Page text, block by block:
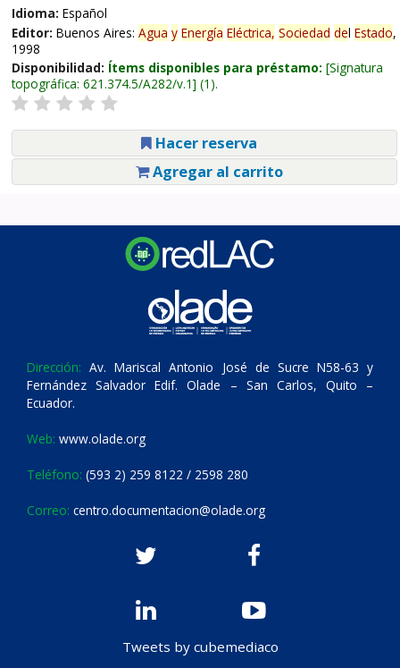
Idioma: Español
Editor: Buenos Aires: Agua y Energía Eléctrica, Sociedad del Estado,
1998
Disponibilidad: Ítems disponibles para préstamo: Signatura
topográfica: 621.374.5/A282/v.1 (1).
Hacer reserva
Agregar al carrito
Dirección: Av. Mariscal Antonio José de Sucre N58-63 y
Fernández Salvador Edif. Olade – San Carlos, Quito –
Ecuador.
Web: www.olade.org
Teléfono: (593 2) 259 8122 / 2598 280
Correo: centro.documentacion@olade.org
Tweets by cubemediaco